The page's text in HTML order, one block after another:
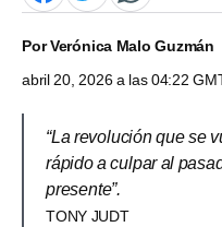
PorVerónica Malo Guzmán
abril 20, 2026 a las 04:22
“La revolución que se
rápido a culpar al
presente”.
TONY JUDT